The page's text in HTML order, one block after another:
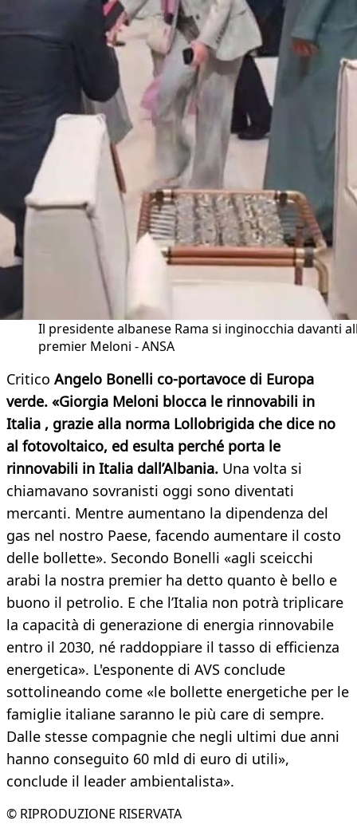
Il presidente albanese Rama si inginocchia davanti
premier Meloni - ANSA
Critico Angelo Bonelli co-portavoce di Europa
verde. «Giorgia Meloni blocca le rinnovabili in
Italia , grazie alla norma Lollobrigida che dice no
al fotovoltaico, ed esulta perché porta le
rinnovabili in Italia dall’Albania. Una volta si
chiamavano sovranisti oggi sono diventati
mercanti. Mentre aumentano la dipendenza del
gas nel nostro Paese, facendo aumentare il costo
delle bollette». Secondo Bonelli «agli sceicchi
arabi la nostra premier ha detto quanto è bello e
buono il petrolio. E che l’Italia non potrà triplicare
la capacità di generazione di energia rinnovabile
entro il 2030, né raddoppiare il tasso di efficienza
energetica». L'esponente di AVS conclude
sottolineando come «le bollette energetiche per le
famiglie italiane saranno le più care di sempre.
Dalle stesse compagnie che negli ultimi due anni
hanno conseguito 60 mld di euro di utili»,
conclude il leader ambientalista».
© RIPRODUZIONE RISERVATA